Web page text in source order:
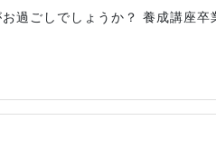
過ごしでしょうか？ 養成講座卒